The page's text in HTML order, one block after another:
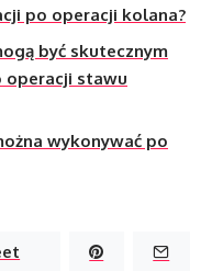
po operacji kolana?
być skutecznym
stawu
wykonywać po